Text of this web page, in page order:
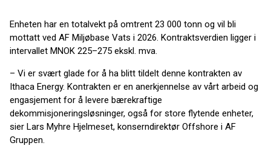
Enheten har en totalvekt på omtrent 23 000 tonn og vil bli
mottatt ved AF Miljøbase Vats i 2026. Kontraktsverdien ligger i
intervallet MNOK 225–275 ekskl. mva.
– Vi er svært glade for å ha blitt tildelt denne kontrakten av
Ithaca Energy. Kontrakten er en anerkjennelse av vårt arbeid og
engasjement for å levere bærekraftige
dekommisjoneringsløsninger, også for store flytende enheter,
sier Lars Myhre Hjelmeset, konserndirektør Offshore i AF
Gruppen.